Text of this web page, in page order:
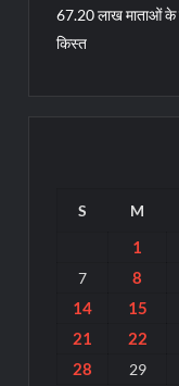
67.20 लाख माताओं के
किस्त
S M
1
7 8
14
15
21 22
28
29